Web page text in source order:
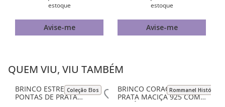
estoque
Avise-me
estoque
Avise-me
QUEM VIU, VIU TAMBÉM
Coleção Elos Rommanel História